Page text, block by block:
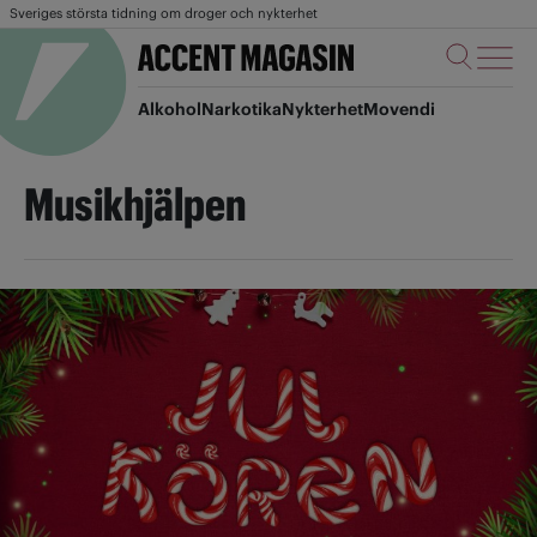
Sveriges största tidning om droger och nykterhet
AlkoholNarkotikaNykterhetMovendi
Musikhjälpen